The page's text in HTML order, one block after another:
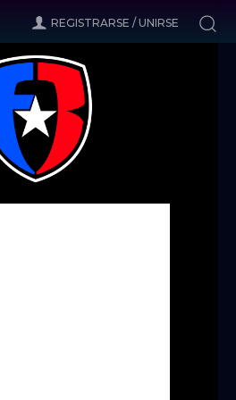
REGISTRARSE / UNIRSE